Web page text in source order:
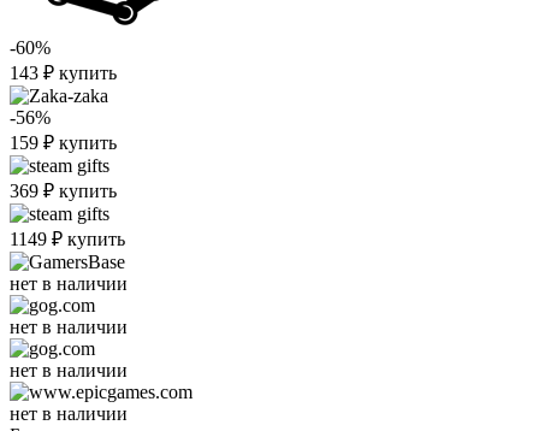
-60%
143 ₽ купить
-56%
159 ₽ купить
369 ₽ купить
1149 ₽ купить
нет в наличии
нет в наличии
нет в наличии
нет в наличии